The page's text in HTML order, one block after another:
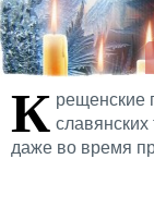
К рещенские
даже во время